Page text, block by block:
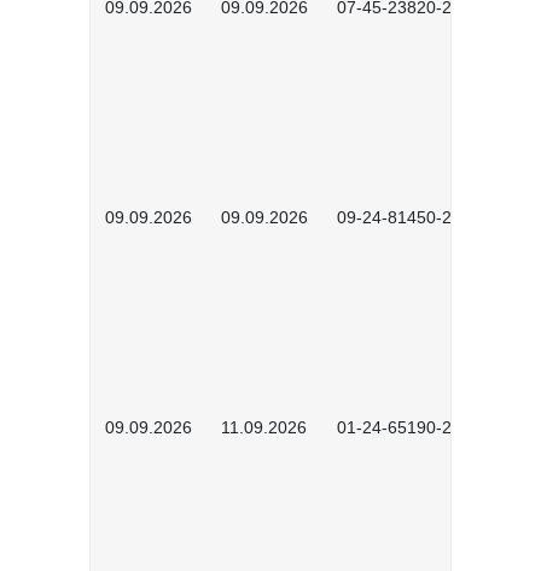
09.09.2026 09.09.2026 07-45-23820-2602
09.09.2026 09.09.2026 09-24-81450-2603
09.09.2026 11.09.2026 01-24-65190-2603